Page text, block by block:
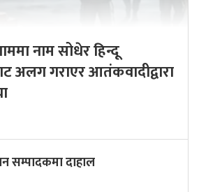
नाम सोधेर हिन्दू
अलग गराएर आतंकवादीद्वारा
सम्पादकमा दाहाल